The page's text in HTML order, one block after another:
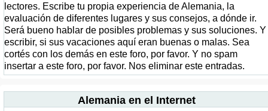
lectores. Escribe tu propia experiencia de Alemania, la
evaluación de diferentes lugares y sus consejos, a dónde ir.
Será bueno hablar de posibles problemas y sus soluciones. Y
escribir, si sus vacaciones aquí eran buenas o malas. Sea
cortés con los demás en este foro, por favor. Y no spam
insertar a este foro, por favor. Nos eliminar este entradas.
Alemania en el Internet